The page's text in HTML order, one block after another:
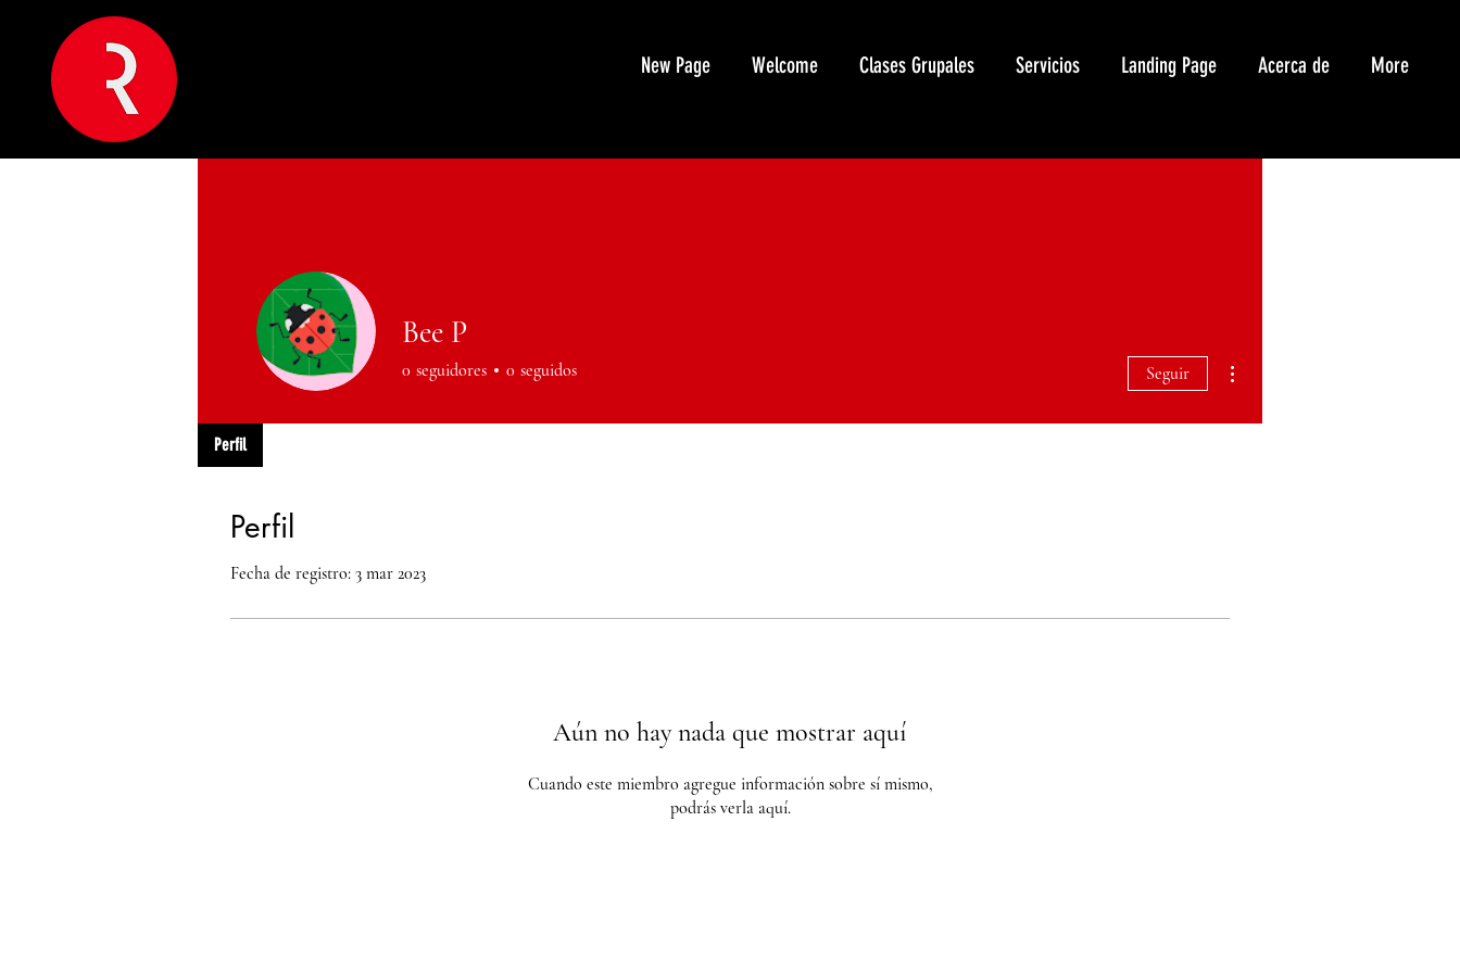
New Page Welcome Clases Grupales Servicios Landing Page Acerca de More
Perfil
Fecha de registro: 3 mar 2023
Aún no hay nada que mostrar aquí
Cuando este miembro agregue información sobre sí mismo,
podrás verla aquí.
Bee P
0 seguidores 0 seguidos Seguir
Perfil